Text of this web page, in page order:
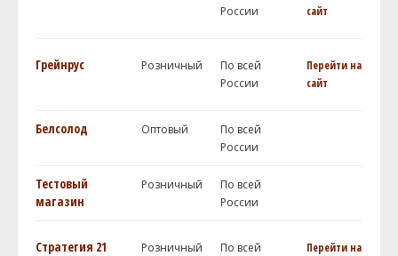
России
сайт
Грейнрус Розничный
По всей
России
Перейти на
сайт
Белсолод Оптовый
По всей
России
Тестовый
магазин
Розничный
По всей
России
Стратегия 21
Розничный
По всей
Перейти на